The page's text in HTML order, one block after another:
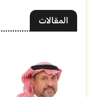
المقالات